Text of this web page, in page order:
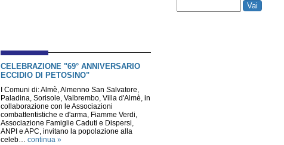
CELEBRAZIONE "69° ANNIVERSARIO
ECCIDIO DI PETOSINO"
I Comuni di: Almè, Almenno San Salvatore,
Paladina, Sorisole, Valbrembo, Villa d'Almè, in
collaborazione con le Associazioni
combattentistiche e d'arma, Fiamme Verdi,
Associazione Famiglie Caduti e Dispersi,
ANPI e APC, invitano la popolazione alla
celeb… continua »